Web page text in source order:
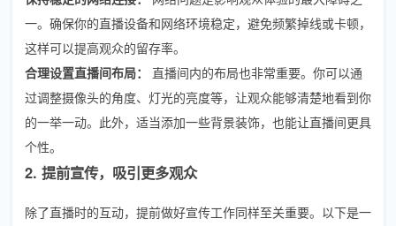
一。确保你的直播设备和网络环境稳定，避免频繁掉线或卡顿，
这样可以提高观众的留存率。
合理设置直播间布局：
直播间内的布局也非常重要。你可以通
过调整摄像头的角度、灯光的亮度等，让观众能够清楚地看到你
的一举一动。此外，适当添加一些背景装饰，也能让直播间更具
个性。
2. 提前宣传，吸引更多观众
除了直播时的互动，提前做好宣传工作同样至关重要。以下是一